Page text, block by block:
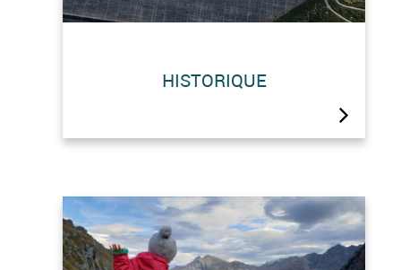
HISTORIQUE
construction du barrage de la grande
depuis sa roche. La fonte des neiges